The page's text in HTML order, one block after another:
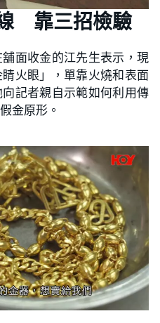
靠三招檢驗
面收金的江先生表示，現
火眼」，單靠火燒和表面
記者親自示範如何利用傳
金原形。